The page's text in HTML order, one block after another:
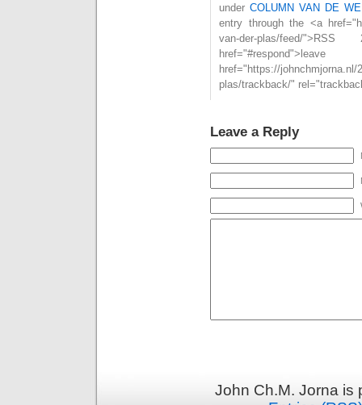
under COLUMN VAN DE
entry through the <a
van-der-plas/feed/
href="https://johnchmjorna.nl/
plas/trackback/"
Leave a Reply
John Ch.M. Jorna